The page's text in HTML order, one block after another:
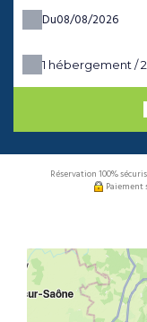
Du
1 hébergement /2
Réservation 100%
Paiement